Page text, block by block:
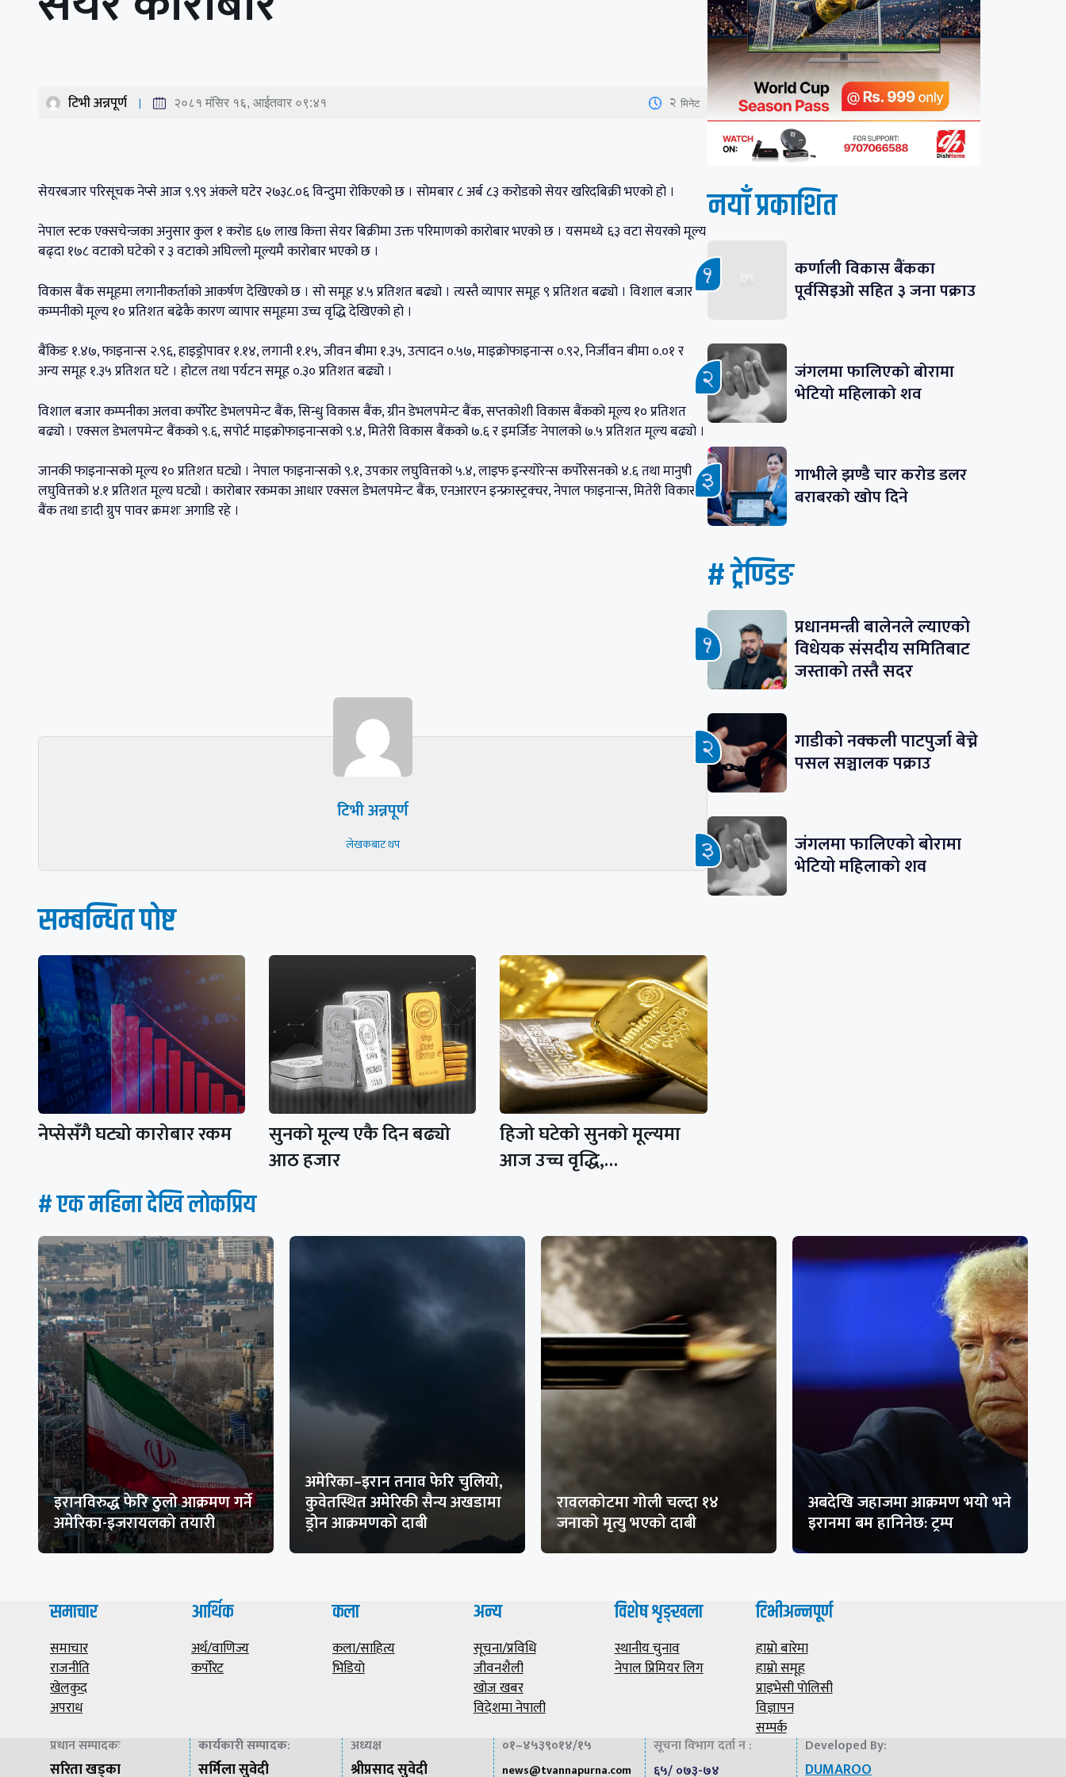
टिभी अन्नपूर्ण २०८१ मंसिर १६, आईतवार ०९:४१ 2 मिनेट
सेयरबजार परिसूचक नेप्से आज ९.९९ अंकले घटेर २७३८.०६ विन्दुमा रोकिएको छ । सोमबार ८ अर्ब ८३ करोडको सेयर खरिदबिक्री भएको हो ।
नेपाल स्टक एक्सचेन्जका अनुसार कुल १ करोड ६७ लाख कित्ता सेयर बिक्रीमा उक्त परिमाणको कारोबार भएको छ । यसमध्ये ६३ वटा सेयरको मूल्य
बढ्दा १७८ वटाको घटेको र ३ वटाको अघिल्लो मूल्यमै कारोबार भएको छ ।
विकास बैंक समूहमा लगानीकर्ताको आकर्षण देखिएको छ । सो समूह ४.५ प्रतिशत बढ्यो । त्यस्तै व्यापार समूह ९ प्रतिशत बढ्यो । विशाल बजार
कम्पनीको मूल्य १० प्रतिशत बढेकै कारण व्यापार समूहमा उच्च वृद्धि देखिएको हो ।
बैंकिङ १.४७, फाइनान्स २.९६, हाइड्रोपावर १.१४, लगानी १.१५, जीवन बीमा १.३५, उत्पादन ०.५७, माइक्रोफाइनान्स ०.९२, निर्जीवन बीमा ०.०१ र
अन्य समूह १.३५ प्रतिशत घटे । होटल तथा पर्यटन समूह ०.३० प्रतिशत बढ्यो ।
विशाल बजार कम्पनीका अलवा कर्पोरेट डेभलपमेन्ट बैंक, सिन्धु विकास बैंक, ग्रीन डेभलपमेन्ट बैंक, सप्तकोशी विकास बैंकको मूल्य १० प्रतिशत
बढ्यो । एक्सल डेभलपमेन्ट बैंकको ९.६, सपोर्ट माइक्रोफाइनान्सको ९.४, मितेरी विकास बैंकको ७.६ र इमर्जिङ नेपालको ७.५ प्रतिशत मूल्य बढ्यो ।
जानकी फाइनान्सको मूल्य १० प्रतिशत घट्यो । नेपाल फाइनान्सको ९.१, उपकार लघुवित्तको ५.४, लाइफ इन्स्योरेन्स कर्पोरेसनको ४.६ तथा मानुषी
लघुवित्तको ४.१ प्रतिशत मूल्य घट्यो । कारोबार रकमका आधार एक्सल डेभलपमेन्ट बैंक, एनआरएन इन्फ्रास्ट्रक्चर, नेपाल फाइनान्स, मितेरी विकास
बैंक तथा ङादी ग्रुप पावर क्रमशः अगाडि रहे ।
टिभी अन्नपूर्ण
लेखकबाट थप
सम्बन्धित पाेष्ट
नेप्सेसँगै घट्यो कारोबार रकम
सुनको मूल्य एकै दिन बढ्यो
आठ हजार
हिजो घटेको सुनको मूल्यमा
आज उच्च वृद्धि,…
नयाँ प्रकाशित
कर्णाली विकास बैंकका
पूर्वसिइओ सहित ३ जना पक्राउ
जंगलमा फालिएको बोरामा
भेटियो महिलाको शव
गाभीले झण्डै चार करोड डलर
बराबरको खोप दिने
# ट्रेण्डिङ
प्रधानमन्त्री बालेनले ल्याएको
विधेयक संसदीय समितिबाट
जस्ताको तस्तै सदर
गाडीको नक्कली पाटपुर्जा बेच्ने
पसल सञ्चालक पक्राउ
जंगलमा फालिएको बोरामा
भेटियो महिलाको शव
# एक महिना देखि लाेकप्रिय
इरानविरुद्ध फेरि ठुलो आक्रमण गर्ने
अमेरिका-इजरायलको तयारी
अमेरिका–इरान तनाव फेरि चुलियो,
कुवेतस्थित अमेरिकी सैन्य अखडामा
ड्रोन आक्रमणको दाबी
रावलकोटमा गोली चल्दा १४
जनाको मृत्यु भएको दाबी
अबदेखि जहाजमा आक्रमण भयो भने
इरानमा बम हानिनेछ: ट्रम्प
समाचार
समाचार
राजनीति
खेलकुद
अपराध
आर्थिक
अर्थ/वाणिज्य
कर्पोरेट
कला
कला/साहित्य
भिडियाे
अन्य
सूचना/प्रविधि
जीवनशैली
खोज खबर
विदेशमा नेपाली
विशेष शृङ्खला
स्थानीय चुनाव
नेपाल प्रिमियर लिग
टिभीअन्नपूर्ण
हाम्राे बारेमा
हाम्राे समूह
प्राइभेसी पाेलिसी
विज्ञापन
सम्पर्क
प्रधान सम्पादकः
सरिता खड्का
कार्यकारी सम्पादक:
सर्मिला सुवेदी
अध्यक्ष
श्रीप्रसाद सुवेदी
०१–४५३९०१४/१५
news@tvannapurna.com
सूचना विभाग दर्ता न :
६५/ ०७३-७४
Developed By:
DUMAROO